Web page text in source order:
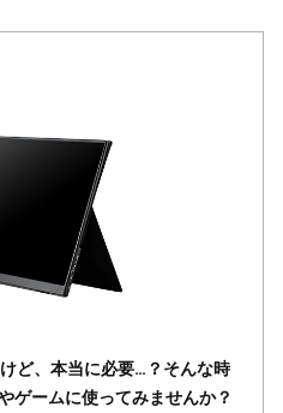
ど、本当に必要…？そんな時
ゲームに使ってみませんか？